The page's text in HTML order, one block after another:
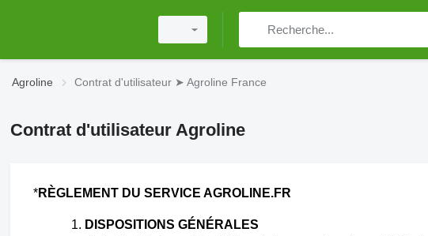
Agroline Contrat d'utilisateur ➤ Agroline France
Contrat d'utilisateur Agroline
*RÈGLEMENT DU SERVICE AGROLINE.FR
DISPOSITIONS GÉNÉRALES